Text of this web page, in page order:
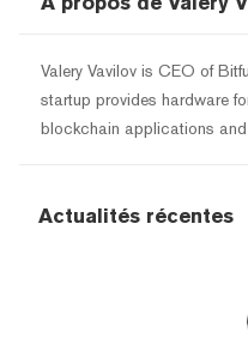
Valery Vavilov is CEO of
startup provides hardware
blockchain applications
Actualités récentes